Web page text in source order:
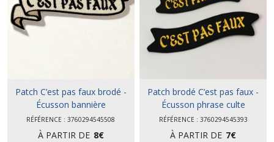
Patch C’est pas faux brodé -
Écusson bannière
thermocollant
RÉFÉRENCE : 3760294545508
À PARTIR DE 8€
Patch brodé C’est pas faux -
Écusson phrase culte
RÉFÉRENCE : 3760294545393
À PARTIR DE 7€